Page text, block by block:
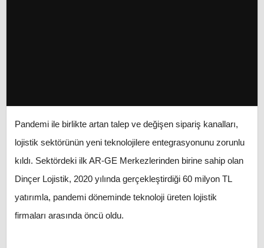
Pandemi ile birlikte artan talep ve değişen sipariş kanalları,
lojistik sektörünün yeni teknolojilere entegrasyonunu zorunlu
kıldı. Sektördeki ilk AR-GE Merkezlerinden birine sahip olan
Dinçer Lojistik, 2020 yılında gerçekleştirdiği 60 milyon TL
yatırımla, pandemi döneminde teknoloji üreten lojistik
firmaları arasında öncü oldu.